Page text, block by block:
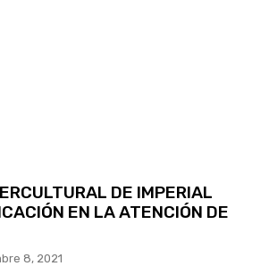
DE IMPERIAL
EN LA ATENCIÓN DE
8, 2021